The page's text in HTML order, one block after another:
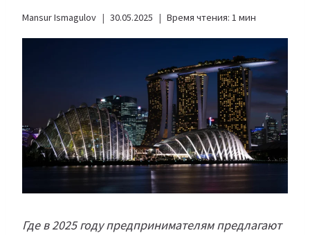
Mansur Ismagulov 30.05.2025 Время чтения: 1 мин
Где в 2025 году предпринимателям предлагают